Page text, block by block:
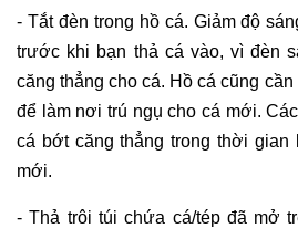
- Tắt đèn trong hồ cá. Giảm độ
trước khi bạn thả cá vào, vì đèn
căng thẳng cho cá. Hồ cá cũng
để làm nơi trú ngụ cho cá mới.
cá bớt căng thẳng trong thời gian
mới.
- Thả trôi túi chứa cá/tép đã mở